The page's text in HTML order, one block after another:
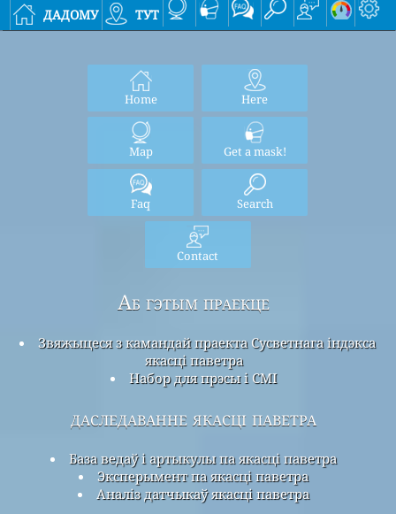
дадому тут
Home Here
Map Get a mask!
Faq Search
Contact
Аб гэтым праекце
Звяжыцеся з камандай праекта Сусветнага індэкса
якасці паветра
Набор для прэсы і СМІ
даследаванне якасці паветра
База ведаў і артыкулы па якасці паветра
Эксперымент па якасці паветра
Аналіз датчыкаў якасці паветра